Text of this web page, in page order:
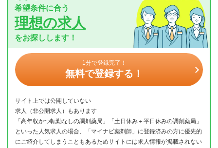
希望条件に合う
理想の求人
をお探しします！
1分で登録完了！
無料で登録する！
サイト上では公開していない
求人（非公開求人）もあります
「高年収かつ転勤なしの調剤薬局」「土日休み＋平日休みの調剤薬局」
といった人気求人の場合、「マイナビ薬剤師」に登録済みの方に優先的
にご紹介してしまうこともあるためサイトには求人情報が掲載されない